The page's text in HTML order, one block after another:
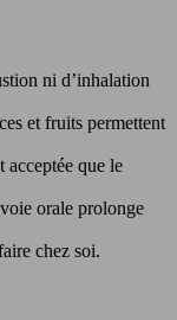
ni d’inhalation
et fruits permettent
acceptée que le
orale prolonge
chez soi.